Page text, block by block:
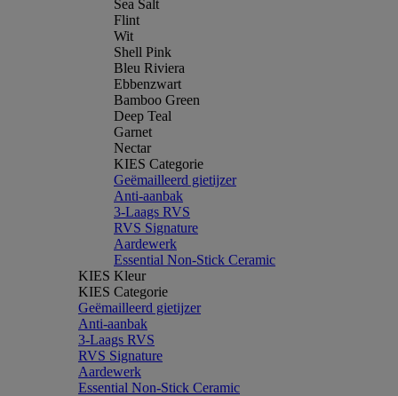
Sea Salt
Flint
Wit
Shell Pink
Bleu Riviera
Ebbenzwart
Bamboo Green
Deep Teal
Garnet
Nectar
KIES Categorie
Geëmailleerd gietijzer
Anti-aanbak
3-Laags RVS
RVS Signature
Aardewerk
Essential Non-Stick Ceramic
KIES Kleur
KIES Categorie
Geëmailleerd gietijzer
Anti-aanbak
3-Laags RVS
RVS Signature
Aardewerk
Essential Non-Stick Ceramic